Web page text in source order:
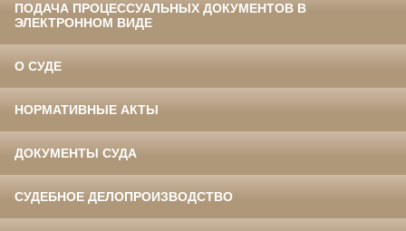
ПОДАЧА ПРОЦЕССУАЛЬНЫХ ДОКУМЕНТОВ В
ЭЛЕКТРОННОМ ВИДЕ
О СУДЕ
НОРМАТИВНЫЕ АКТЫ
ДОКУМЕНТЫ СУДА
СУДЕБНОЕ ДЕЛОПРОИЗВОДСТВО